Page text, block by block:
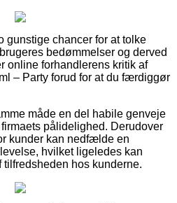
gunstige chancer for at tolke
bedømmelser og derved
online forhandlerens kritik af
– Party forud for at du færdiggør
måde en del habile genveje
pålidelighed. Derudover
kunder kan nedfælde en
hvilket ligeledes kan
hos kunderne.